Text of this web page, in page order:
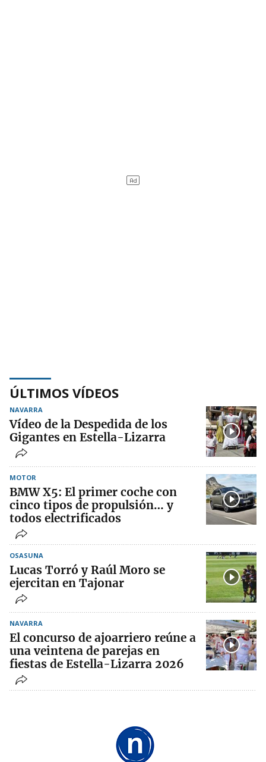
ÚLTIMOS VÍDEOS
NAVARRA
Vídeo de la Despedida de los
Gigantes en Estella-Lizarra
MOTOR
BMW X5: El primer coche con
cinco tipos de propulsión… y
todos electrificados
OSASUNA
Lucas Torró y Raúl Moro se
ejercitan en Tajonar
NAVARRA
El concurso de ajoarriero reúne a
una veintena de parejas en
fiestas de Estella-Lizarra 2026